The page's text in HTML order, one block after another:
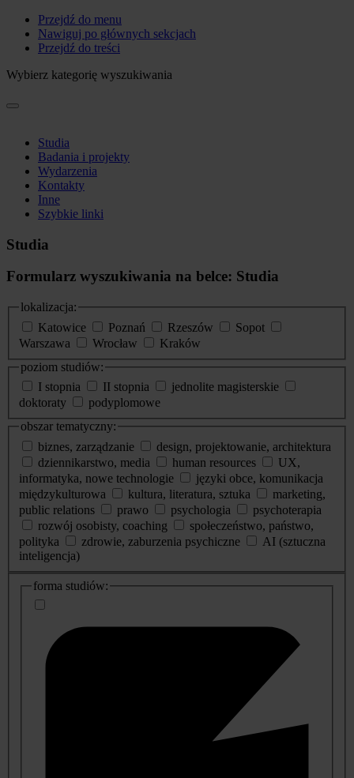
Przejdź do menu
Nawiguj po głównych sekcjach
Przejdź do treści
Wybierz kategorię wyszukiwania
Studia
Badania i projekty
Wydarzenia
Kontakty
Inne
Szybkie linki
Studia
Formularz wyszukiwania na belce: Studia
lokalizacja:
Katowice
Poznań Rzeszów
Sopot
Warszawa
Wrocław
Kraków
poziom studiów:
I stopnia
II stopnia
jednolite magisterskie
doktoraty
podyplomowe
obszar tematyczny:
biznes, zarządzanie
design, projektowanie, architektura
dziennikarstwo, media
human resources
UX,
informatyka, nowe technologie
języki obce, komunikacja
międzykulturowa
kultura, literatura, sztuka
marketing,
public relations
prawo psychologia
psychoterapia
rozwój osobisty, coaching
społeczeństwo, państwo,
polityka
zdrowie, zaburzenia psychiczne
AI (sztuczna
inteligencja)
dodatkowe
informacje
forma studiów: